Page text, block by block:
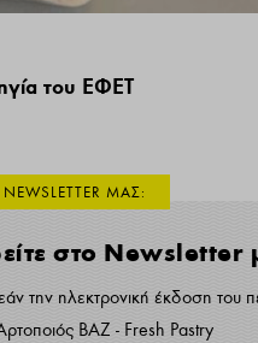
του ΕΦΕΤ
ΜΑΣ:
στο Newsletter
την ηλεκτρονική έκδοση του
ΒΑΖ - Fresh Pastry